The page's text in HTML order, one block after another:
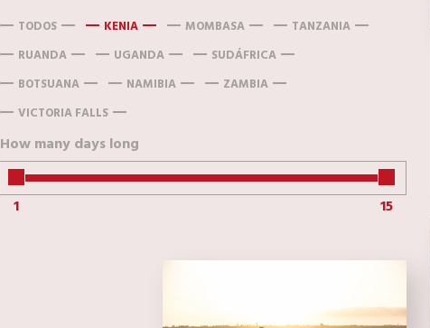
TODOS KENIA MOMBASA
TANZANIA
RUANDA
UGANDA
SUDÁFRICA
BOTSUANA
NAMIBIA
ZAMBIA
VICTORIA FALLS
How many days long
1 15